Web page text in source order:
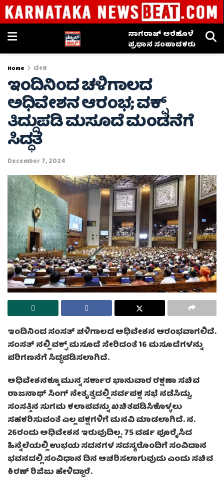
ನಾಗರಾಜ್ ಅರೆಹೊಳೆ
ಪ್ರಧಾನ ಸಂಪಾದಕರು
Home ದೇಶ
ಇಂದಿನಿಂದ ಚಳಿಗಾಲದ
ಅಧಿವೇಶನ ಆರಂಭ; ವಕ್ಫ್
ತಿದ್ದುಪಡಿ ಮಸೂದೆ ಮಂಡನೆಗೆ
ಸಿದ್ಧತೆ
December 7, 2024
ಇಂದಿನಿಂದ ಸಂಸತ್ ಚಳಿಗಾಲದ ಅಧಿವೇಶನ ಆರಂಭವಾಗಲಿದೆ.
ಸಂಸತ್ ನಲ್ಲಿ ವಕ್ಫ್ ಮಸೂದೆ ಸೇರಿದಂತೆ 16 ಮಸೂದೆಗಳನ್ನು
ಪರಿಗಣನೆಗೆ ಸಿದ್ಧಪಡಿಸಲಾಗಿದೆ.
ಅಧಿವೇಶನಕ್ಕೂ ಮುನ್ನ ಸರ್ಕಾರ ಭಾನುವಾರ ರಕ್ಷಣಾ ಸಚಿವ
ರಾಜನಾಥ್ ಸಿಂಗ್ ನೇತೃತ್ವದಲ್ಲಿ ಸರ್ವಪಕ್ಷ ಸಭೆ ನಡೆಸಿದ್ದು,
ಸಂಸತ್ತಿನ ಸುಗಮ ಕಲಾಪವನ್ನು ಖಚಿತಪಡಿಸಿಕೊಳ್ಳಲು
ಸಹಕರಿಸುವಂತೆ ಎಲ್ಲ ಪಕ್ಷಗಳಿಗೆ ಮನವಿ ಮಾಡಲಾಗಿದೆ. ನ.
26ರಂದು ಅಧಿವೇಶನ ಇರುವುದಿಲ್ಲ. 75 ವರ್ಷ ಪೂರೈಸಿದ
ಹಿನ್ನೆಲೆಯಲ್ಲಿ ಉಭಯ ಸದನಗಳ ಸದಸ್ಯರೊಂದಿಗೆ ಸಂವಿದಾನ
ಭವನದಲ್ಲಿ ಸಂವಿಧಾನ ದಿನ ಆಚರಿಸಲಾಗುವುದು ಎಂದು ಸಚಿವ
ಕಿರಣ್ ರಿಜಿಜು ಹೇಳಿದ್ದಾರೆ.